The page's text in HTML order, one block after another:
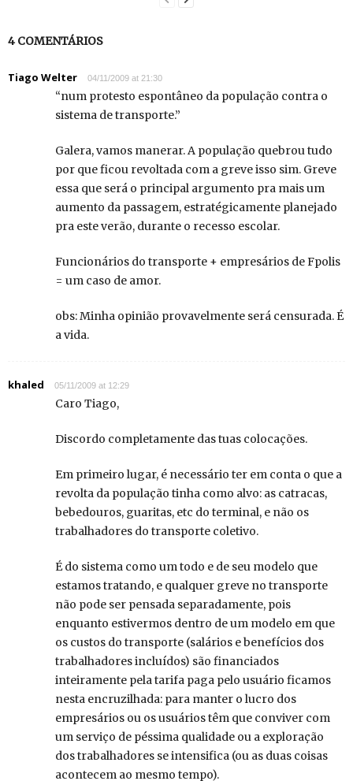
4 COMENTÁRIOS
Tiago Welter 04/11/2009 at 21:30
“num protesto espontâneo da população contra o
sistema de transporte.”
Galera, vamos manerar. A população quebrou tudo
por que ficou revoltada com a greve isso sim. Greve
essa que será o principal argumento pra mais um
aumento da passagem, estratégicamente planejado
pra este verão, durante o recesso escolar.
Funcionários do transporte + empresários de Fpolis
= um caso de amor.
obs: Minha opinião provavelmente será censurada. É
a vida.
khaled 05/11/2009 at 12:29
Caro Tiago,
Discordo completamente das tuas colocações.
Em primeiro lugar, é necessário ter em conta o que a
revolta da população tinha como alvo: as catracas,
bebedouros, guaritas, etc do terminal, e não os
trabalhadores do transporte coletivo.
É do sistema como um todo e de seu modelo que
estamos tratando, e qualquer greve no transporte
não pode ser pensada separadamente, pois
enquanto estivermos dentro de um modelo em que
os custos do transporte (salários e benefícios dos
trabalhadores incluídos) são financiados
inteiramente pela tarifa paga pelo usuário ficamos
nesta encruzilhada: para manter o lucro dos
empresários ou os usuários têm que conviver com
um serviço de péssima qualidade ou a exploração
dos trabalhadores se intensifica (ou as duas coisas
acontecem ao mesmo tempo).